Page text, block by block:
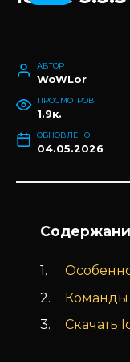
АВТОР
WoWLor
ПРОСМОТРОВ
1.9к.
ОБНОВЛЕНО
04.05.2026
Команды
Скачать